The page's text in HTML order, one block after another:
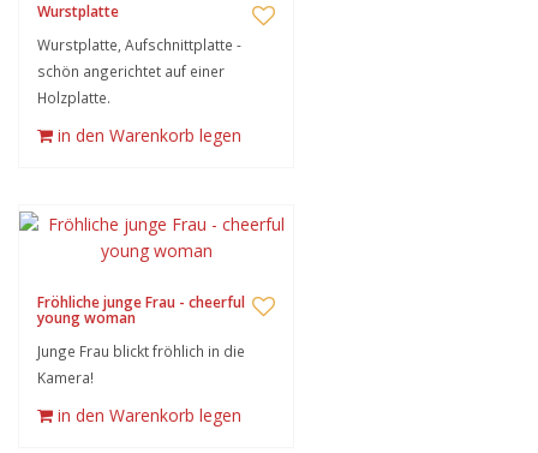
Wurstplatte
Wurstplatte, Aufschnittplatte -
schön angerichtet auf einer
Holzplatte.
in den Warenkorb legen
Fröhliche junge Frau - cheerful
young woman
Junge Frau blickt fröhlich in die
Kamera!
in den Warenkorb legen